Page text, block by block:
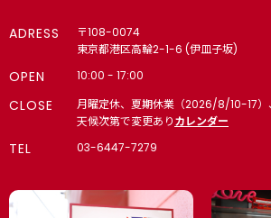
ADRESS
〒108-0074
東京都港区高輪2-1-6 (伊皿子坂)
OPEN 10:00 - 17:00
CLOSE
月曜定休、夏期休業（2026/8/10-17
天候次第で変更ありカレンダー
TEL 03-6447-7279